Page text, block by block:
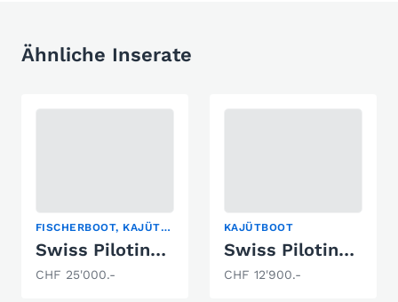
Ähnliche Inserate
FISCHERBOOT, KAJÜTBOOT, SPORTBOOT
Swiss Pilotina 680
CHF 25'000.-
KAJÜTBOOT
Swiss Pilotina 500
CHF 12'900.-